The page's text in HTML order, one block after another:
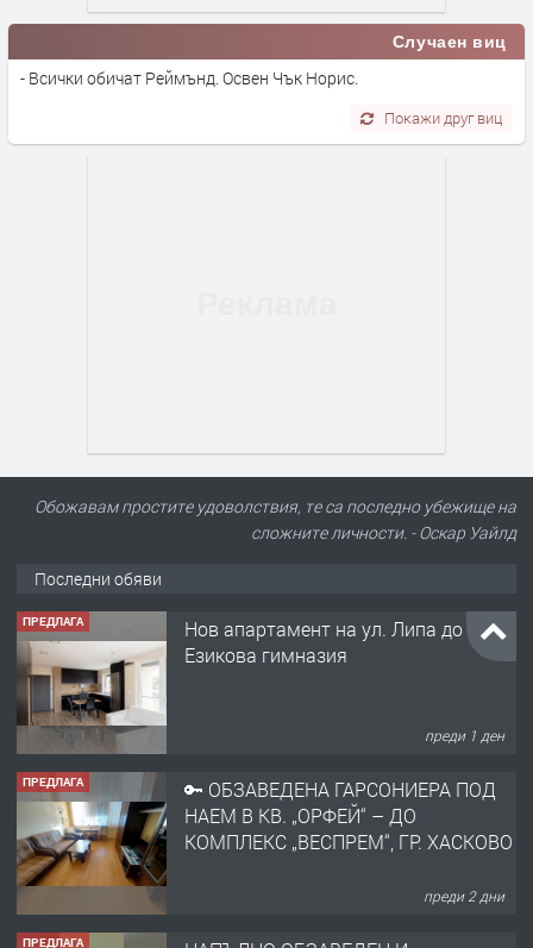
Случаен виц
- Всички обичат Реймънд. Освен Чък Норис.
Покажи друг виц
Обожавам простите удоволствия, те са последно убежище на
сложните личности. - Оскар Уайлд
Последни обяви
ПРЕДЛАГА
Нов апартамент на ул. Липа до
Езикова гимназия
преди 1 ден
ПРЕДЛАГА
🔑 ОБЗАВЕДЕНА ГАРСОНИЕРА ПОД
НАЕМ В КВ. „ОРФЕЙ“ – ДО
КОМПЛЕКС „ВЕСПРЕМ“, ГР. ХАСКОВО
преди 2 дни
ПРЕДЛАГА